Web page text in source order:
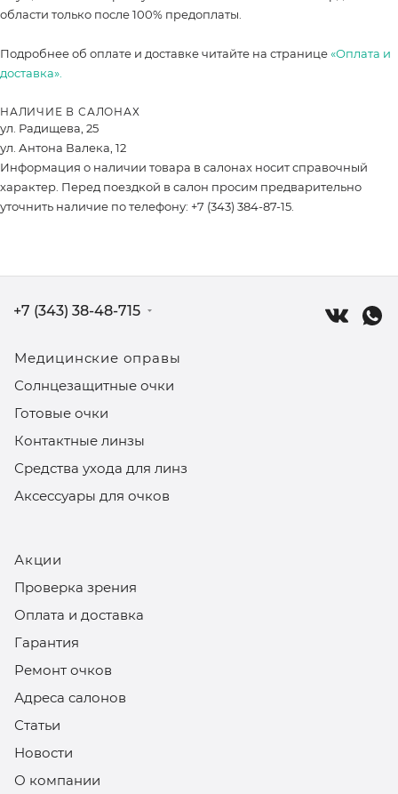
области только после 100% предоплаты.
Подробнее об оплате и доставке читайте на странице«Оплата и
доставка».
НАЛИЧИЕ В САЛОНАХ
ул. Радищева, 25
ул. Антона Валека, 12
Информация о наличии товара в салонах носит справочный
характер. Перед поездкой в салон просим предварительно
уточнить наличие по телефону: +7 (343) 384-87-15.
Медицинские оправы
Солнцезащитные очки
Готовые очки
Контактные линзы
Средства ухода для линз
Аксессуары для очков
Акции
Проверка зрения
Оплата и доставка
Гарантия
Ремонт очков
Адреса салонов
Статьи
Новости
О компании
+7 (343) 38-48-715